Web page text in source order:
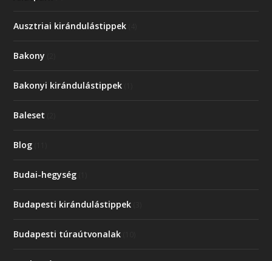
Ausztriai kirándulástippek
Bakony
Bakonyi kirándulástippek
Baleset
Blog
Budai-hegység
Budapesti kirándulástippek
Budapesti túraútvonalak